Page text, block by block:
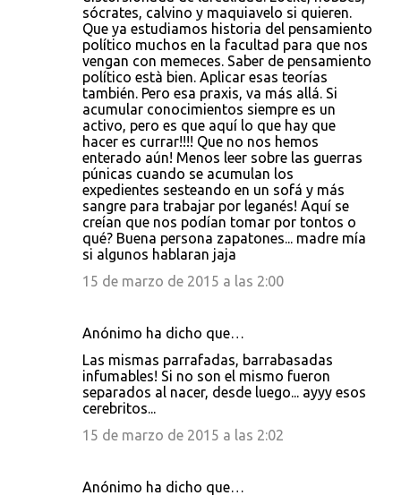
sócrates, calvino y maquiavelo si quieren.
Que ya estudiamos historia del pensamiento
político muchos en la facultad para que nos
vengan con memeces. Saber de pensamiento
político està bien. Aplicar esas teorías
también. Pero esa praxis, va más allá. Si
acumular conocimientos siempre es un
activo, pero es que aquí lo que hay que
hacer es currar!!!! Que no nos hemos
enterado aún! Menos leer sobre las guerras
púnicas cuando se acumulan los
expedientes sesteando en un sofá y más
sangre para trabajar por leganés! Aquí se
creían que nos podían tomar por tontos o
qué? Buena persona zapatones... madre mía
si algunos hablaran jaja
15 de marzo de 2015 a las 2:00
Anónimo ha dicho que…
Las mismas parrafadas, barrabasadas
infumables! Si no son el mismo fueron
separados al nacer, desde luego... ayyy esos
cerebritos...
15 de marzo de 2015 a las 2:02
Anónimo ha dicho que…